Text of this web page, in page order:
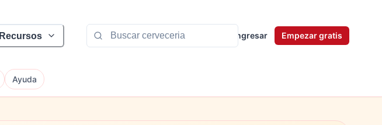
Recursos Ingresar Empezar gratis
Ayuda